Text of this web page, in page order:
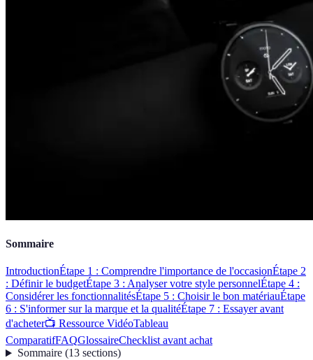
Sommaire
IntroductionÉtape 1 : Comprendre l'importance de l'occasionÉtape 2
: Définir le budgetÉtape 3 : Analyser votre style personnelÉtape 4 :
Considérer les fonctionnalitésÉtape 5 : Choisir le bon matériauÉtape
6 : S'informer sur la marque et la qualitéÉtape 7 : Essayer avant
d'acheter📺 Ressource VidéoTableau
ComparatifFAQGlossaireChecklist avant achat
Sommaire(13 sections)